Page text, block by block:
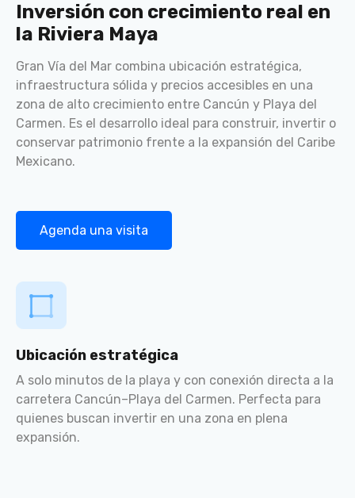
Inversión con crecimiento real en
la Riviera Maya
Gran Vía del Mar combina ubicación estratégica,
infraestructura sólida y precios accesibles en una
zona de alto crecimiento entre Cancún y Playa del
Carmen. Es el desarrollo ideal para construir, invertir o
conservar patrimonio frente a la expansión del Caribe
Mexicano.
Agenda una visita
Ubicación estratégica
A solo minutos de la playa y con conexión directa a la
carretera Cancún–Playa del Carmen. Perfecta para
quienes buscan invertir en una zona en plena
expansión.